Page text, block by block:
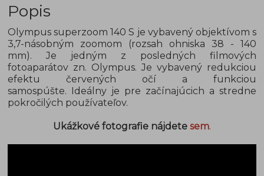
Popis
Olympus superzoom 140 S je vybavený objektívom s
3,7-násobným zoomom (rozsah ohniska 38 - 140
mm). Je jedným z posledných filmových
fotoaparátov zn. Olympus. Je vybavený redukciou
efektu červených očí a funkciou
samospúšte. Ideálny je pre začínajúcich a stredne
pokročilých používateľov.
Ukážkové fotografie nájdete sem.